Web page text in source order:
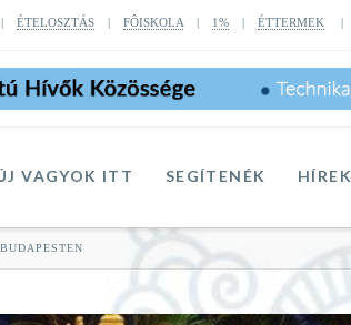
ÉTELOSZTÁS| FÔISKOLA| 1%| ÉTTERMEK |
VAGYOK ITT SEGÍTENÉK HÍREK